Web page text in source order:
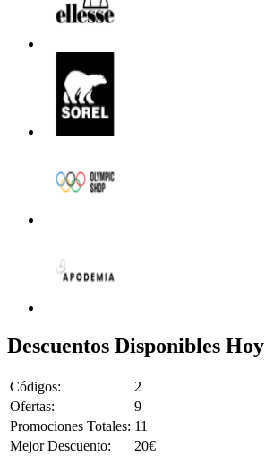
Descuentos Disponibles Hoy
Códigos:
2
Ofertas:
9
Promociones Totales: 11
Mejor Descuento:
20€